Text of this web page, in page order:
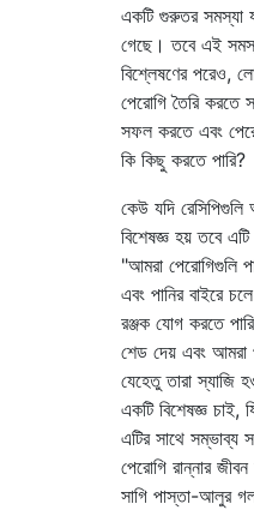
একটি গুরুতর সমস্যা
গেছে। তবে এই
বিশ্লেষণের পরেও,
পেরোগি তৈরি করতে
সফল করতে এবং
কি কিছু করতে পারি?
কেউ যদি
বিশেষজ্ঞ হয় তবে
"আমরা পেরোগিগুলি
এবং পানির বাইরে
রঞ্জক যোগ করতে
শেড দেয় এবং আমরা
যেহেতু তারা স্যাজি
একটি বিশেষজ্ঞ চাই,
এটির সাথে সম্ভাব্য
পেরোগি রান্নার
সাগি পাস্তা-আলুর